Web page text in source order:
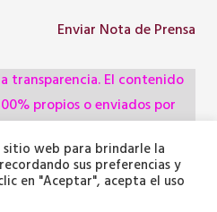
Enviar Nota de Prensa
transparencia. El contenido
propios o enviados por
herramientas de
la maquetación del
las imágenes ilustrativas.
sitio web para brindarle la
sus preferencias y
en "Aceptar", acepta el uso